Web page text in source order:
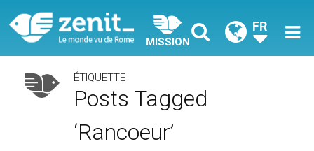
MISSION
FR
ÉTIQUETTE
Posts Tagged
‘rancoeur’